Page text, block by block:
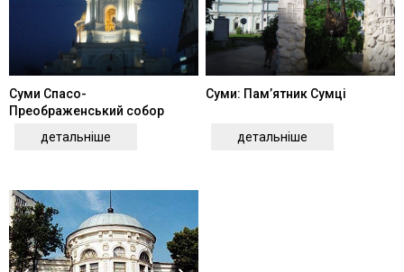
Суми Спасо-
Преображенський собор
детальніше
Суми: Пам’ятник Сумці
детальніше